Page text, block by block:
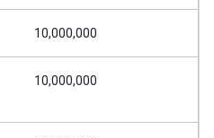
10,000,000
10,000,000